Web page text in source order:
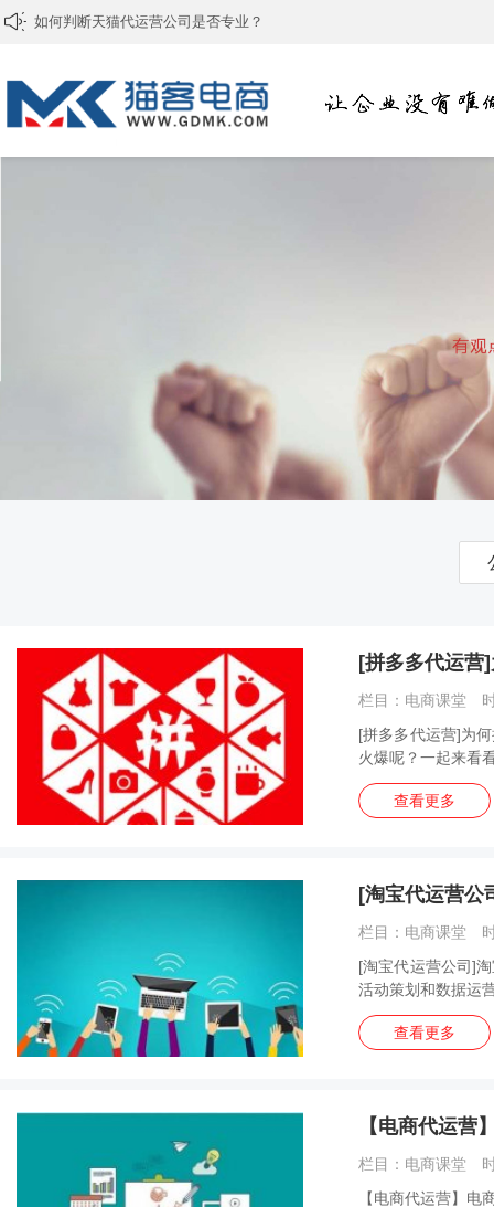
如何判断天猫代运营公司是否专业？
[淘宝代运营公司]网店运营需要抓好的核心
[淘宝代运营]提升淘宝宝贝排名要掌握哪些技巧
[淘宝代运营公司]淘宝如何做好精细化运营？
【电商代运营】电商运营最重要的因素是什么？
[拼多多代运营
栏目：电商课堂
[拼多多代运营]为
火爆呢？一起来看
查看更多
[淘宝代运营公
栏目：电商课堂
[淘宝代运营公司]
活动策划和数据运
查看更多
【电商代运营
栏目：电商课堂
【电商代运营】